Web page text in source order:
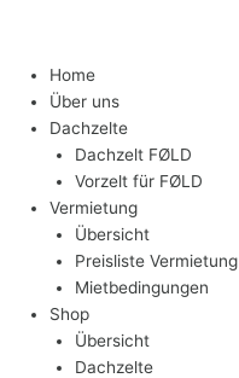
Home
Über uns
Dachzelte
Dachzelt FØLD
Vorzelt für FØLD
Vermietung
Übersicht
Preisliste Vermietung
Mietbedingungen
Shop
Übersicht
Dachzelte